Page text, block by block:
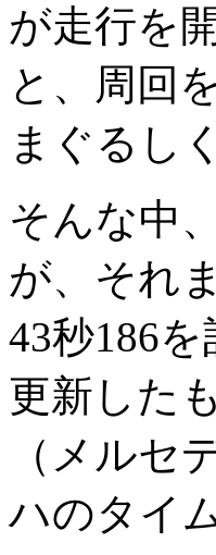
が走行を
と、周回
まぐるし
そんな中
が、それ
43秒186
更新した
（メルセ
ハのタイ